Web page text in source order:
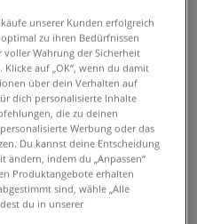
– sei ein Pro!
Converse Schuhe! Es gibt keinen
mit dem Stern, das auf einigen der
ist, nicht erkennt. Herren und
nur durch ein erstklassiges
sie werden auch durch ihre
in allem zu einem Must-have
all diese Eigenschaften noch mit
unserer Kunden erfolgreich
zu ihren Bedürfnissen
Wahrung der Sicherheit
auf „OK“, wenn du damit
über dein Verhalten auf
dich personalisierte Inhalte
die zu deinen
Werbung oder das
Du kannst deine Entscheidung
ändern, indem du „Anpassen“
Produktangebote erhalten
sind, wähle „Alle
du in unserer